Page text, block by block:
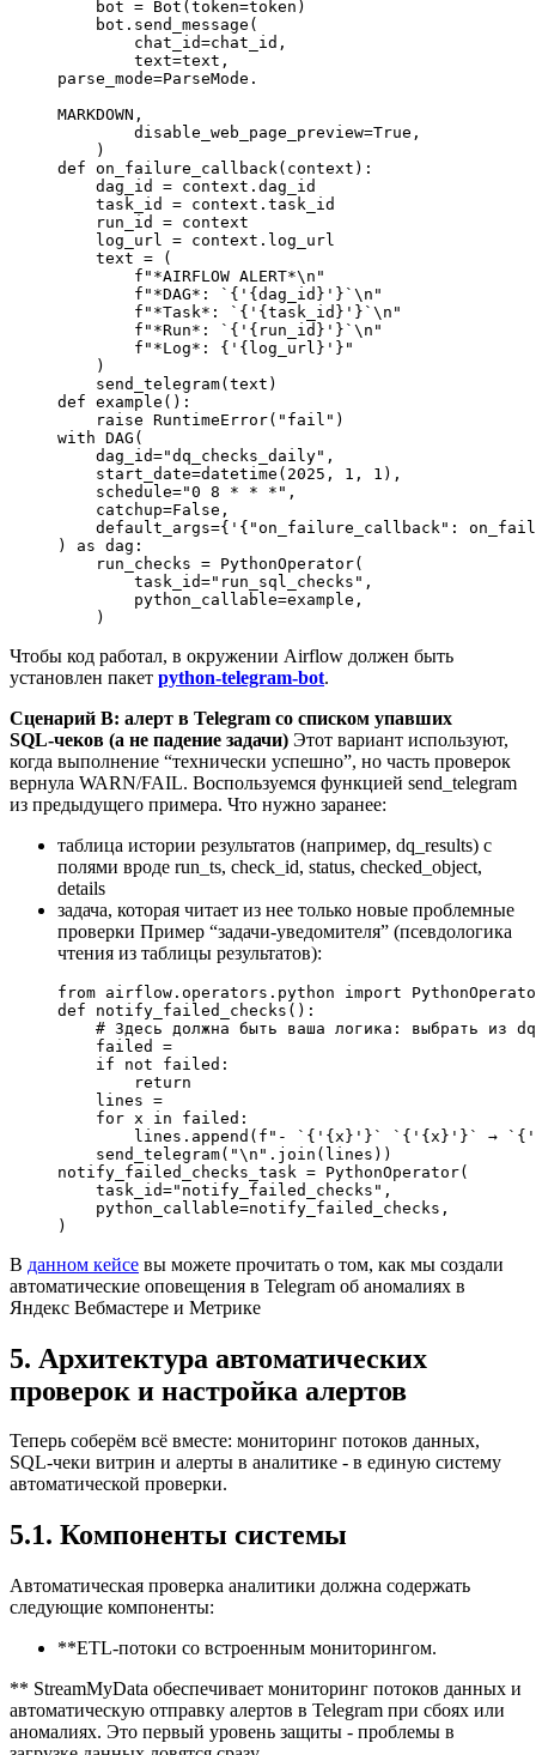
    bot
= Bot(token=token)
    bot.send_message(
        chat_id
=chat_id,
        text
=text,
parse_mode=ParseMode.
MARKDOWN ,
        disable_web_page_preview
=True ,
    )
def on_failure_callback (context):
    dag_id
= context.dag_id
    task_id
= context.task_id
    run_id
= context
    log_url
= context.log_url
    text
= (
        f
"*AIRFLOW ALERT*\n "
        f
"*DAG*: ` { ' {dag_id} ' } ` \n "
        f
"*Task*: ` { ' {task_id} ' } ` \n "
        f
"*Run*: ` { ' {run_id} ' } ` \n "
        f
"*Log*: { ' {log_url} ' } "
    )
    send_telegram(text)
def example ():
    raise
RuntimeError( "fail" )
with DAG(
    dag_id
="dq_checks_daily" ,
    start_date
=datetime( 2025 , 1 , 1 ),
    schedule
="0 8 * * *" ,
    catchup
=False ,
    default_args
={ '{"on_failure_callback":
) as dag:
    run_checks
= PythonOperator(
        task_id
="run_sql_checks" ,
        python_callable
=example,
    )
Чтобы код работал, в окружении Airflow должен быть
установлен пакет python-telegram-bot.
Сценарий B: алерт в Telegram со списком упавших
SQL‑чеков (а не падение задачи) Этот вариант используют,
когда выполнение “технически успешно”, но часть проверок
вернула WARN/FAIL. Воспользуемся функцией send_telegram
из предыдущего примера. Что нужно заранее:
таблица истории результатов (например, dq_results) с
полями вроде run_ts, check_id, status, checked_object,
details
задача, которая читает из нее только новые проблемные
проверки Пример “задачи‑уведомителя” (псевдологика
чтения из таблицы результатов):
from airflow.operators.python import
def notify_failed_checks ():
# Здесь должна быть ваша логика: выбрать из
    failed
=
    if
not failed:
        return
    lines
=
    for
x in failed:
        lines.append(
f "- ` { ' {x} ' } ` ` { ' {x} ' } ` → ` { '
    send_telegram(
"\n " .join(lines))
notify_failed_checks_task = PythonOperator(
    task_id
="notify_failed_checks" ,
    python_callable
=notify_failed_checks,
)
В данном кейсе вы можете прочитать о том, как мы создали
автоматические оповещения в Telegram об аномалиях в
Яндекс Вебмастере и Метрике
5. Архитектура автоматических
проверок и настройка алертов
Теперь соберём всё вместе: мониторинг потоков данных,
SQL-чеки витрин и алерты в аналитике - в единую систему
автоматической проверки.
5.1. Компоненты системы
Автоматическая проверка аналитики должна содержать
следующие компоненты:
**ETL-потоки со встроенным мониторингом.
** StreamMyData обеспечивает мониторинг потоков данных и
автоматическую отправку алертов в Telegram при сбоях или
аномалиях. Это первый уровень защиты - проблемы в